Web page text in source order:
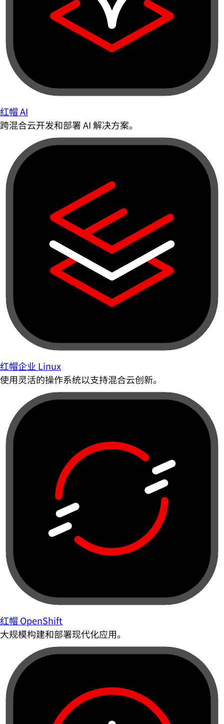
红帽 AI
跨混合云开发和部署 AI 解决方案。
红帽企业 Linux
使用灵活的操作系统以支持混合云创新。
红帽 OpenShift
大规模构建和部署现代化应用。